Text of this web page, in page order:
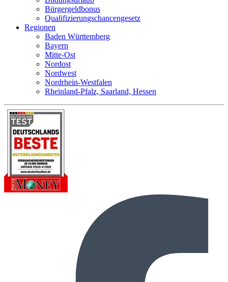
Bürgergeldbonus
Qualifizierungschancengesetz
Regionen
Baden Württemberg
Bayern
Mitte-Ost
Nordost
Nordwest
Nordrhein-Westfalen
Rheinland-Pfalz, Saarland, Hessen